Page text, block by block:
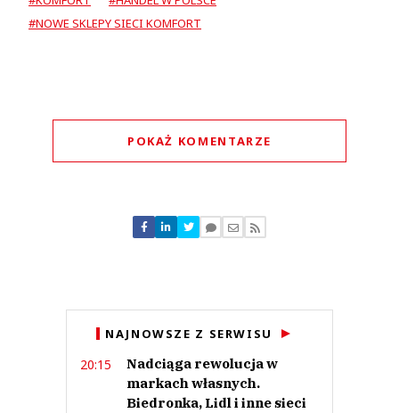
#NOWE SKLEPY SIECI KOMFORT
POKAŻ KOMENTARZE
Nie znaleziono komentarzy
Zostaw swoje komentarze
NAJNOWSZE Z SERWISU
20:15
Nadciąga rewolucja w
markach własnych.
Biedronka, Lidl i inne sieci